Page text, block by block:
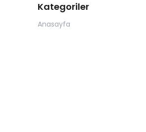
Kategoriler
Anasayfa